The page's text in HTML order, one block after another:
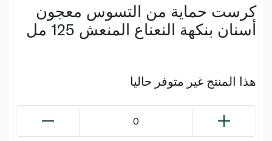
كرست حماية من التسوس معجون
أسنان بنكهة النعناع المنعش 125 مل
هذا المنتج غير متوفر حاليا
0